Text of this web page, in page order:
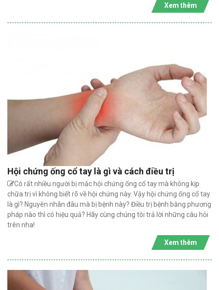
Xem thêm
Hội chứng ống cổ tay là gì và cách điều trị
Có rất nhiều người bị mắc hội chứng ống cổ tay mà không kịp
chữa trị vì không biết rõ về hội chứng này. Vậy hội chứng ống cổ tay
là gì? Nguyên nhân đâu mà bị bệnh này? Điều trị bệnh bằng phương
pháp nào thì có hiệu quả? Hãy cùng chúng tôi trả lời những câu hỏi
trên nha!
Xem thêm